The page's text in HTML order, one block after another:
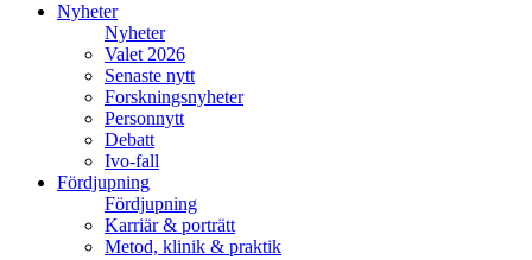
Nyheter
Nyheter
Valet 2026
Senaste nytt
Forskningsnyheter
Personnytt
Debatt
Ivo-fall
Fördjupning
Fördjupning
Karriär & porträtt
Metod, klinik & praktik